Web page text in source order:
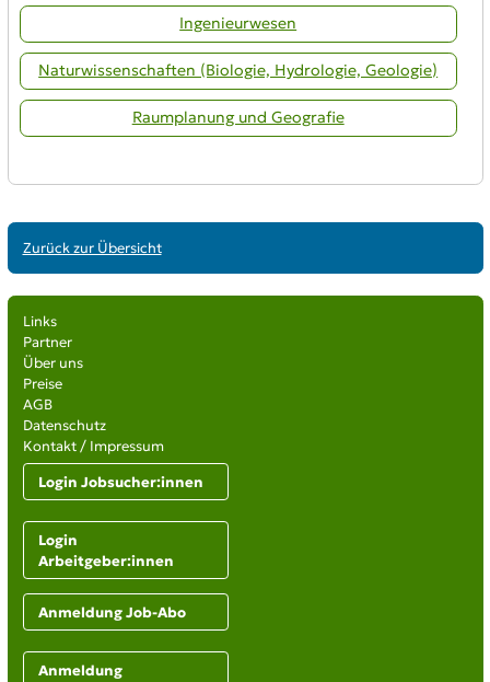
Ingenieurwesen
Naturwissenschaften (Biologie, Hydrologie, Geologie)
Raumplanung und Geografie
Zurück zur Übersicht
Links
Partner
Über uns
Preise
AGB
Datenschutz
Kontakt / Impressum
Login Jobsucher:innen
Login
Arbeitgeber:innen
Anmeldung Job-Abo
Anmeldung